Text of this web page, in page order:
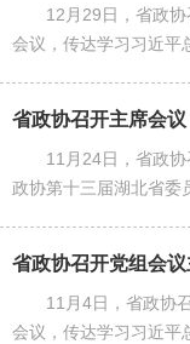
12月29日，省政
会议，传达学习习近平
11月24日，省政
政协第十三届湖北省委
11月4日，省政协
会议，传达学习习近平